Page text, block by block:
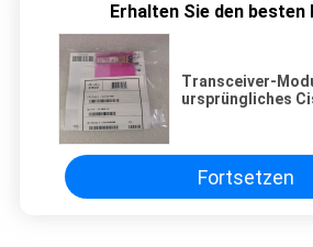
Erhalten Sie den
Transceiver-
ursprüngliches
Fortsetzen